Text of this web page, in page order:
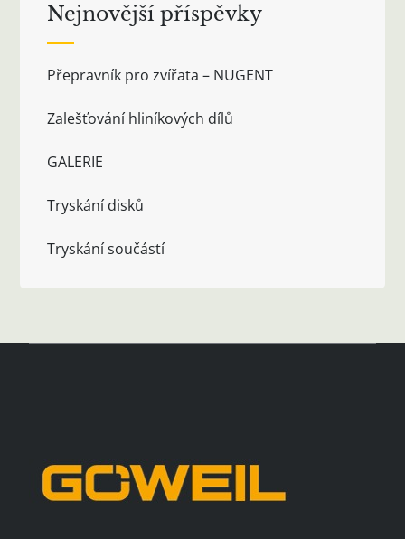
Nejnovější příspěvky
Přepravník pro zvířata – NUGENT
Zalešťování hliníkových dílů
GALERIE
Tryskání disků
Tryskání součástí